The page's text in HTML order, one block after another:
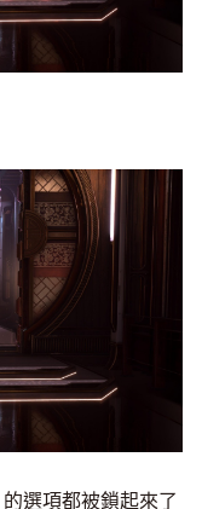
選項都被鎖起來了